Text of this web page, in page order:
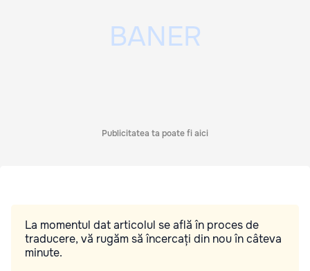
Publicitatea ta poate fi aici
La momentul dat articolul se află în proces de
traducere, vă rugăm să încercați din nou în câteva
minute.